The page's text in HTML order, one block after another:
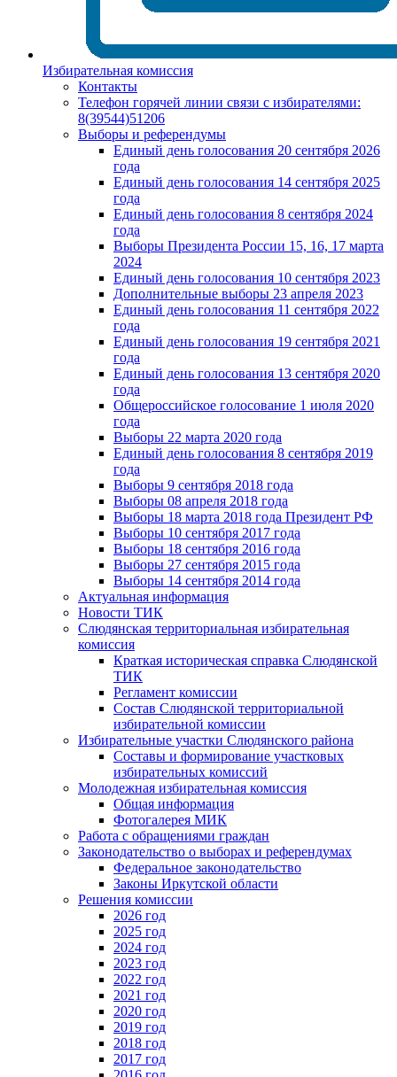
Избирательная комиссия
Контакты
Телефон горячей линии связи с избирателями:
8(39544)51206
Выборы и референдумы
Единый день голосования 20 сентября 2026
года
Единый день голосования 14 сентября 2025
года
Единый день голосования 8 сентября 2024
года
Выборы Президента России 15, 16, 17 марта
2024
Единый день голосования 10 сентября 2023
Дополнительные выборы 23 апреля 2023
Единый день голосования 11 сентября 2022
года
Единый день голосования 19 сентября 2021
года
Единый день голосования 13 сентября 2020
года
Общероссийское голосование 1 июля 2020
года
Выборы 22 марта 2020 года
Единый день голосования 8 сентября 2019
года
Выборы 9 сентября 2018 года
Выборы 08 апреля 2018 года
Выборы 18 марта 2018 года Президент РФ
Выборы 10 сентября 2017 года
Выборы 18 сентября 2016 года
Выборы 27 сентября 2015 года
Выборы 14 сентября 2014 года
Актуальная информация
Новости ТИК
Слюдянская территориальная избирательная
комиссия
Краткая историческая справка Слюдянской
ТИК
Регламент комиссии
Состав Слюдянской территориальной
избирательной комиссии
Избирательные участки Слюдянского района
Составы и формирование участковых
избирательных комиссий
Молодежная избирательная комиссия
Общая информация
Фотогалерея МИК
Работа с обращениями граждан
Законодательство о выборах и референдумах
Федеральное законодательство
Законы Иркутской области
Решения комиссии
2026 год
2025 год
2024 год
2023 год
2022 год
2021 год
2020 год
2019 год
2018 год
2017 год